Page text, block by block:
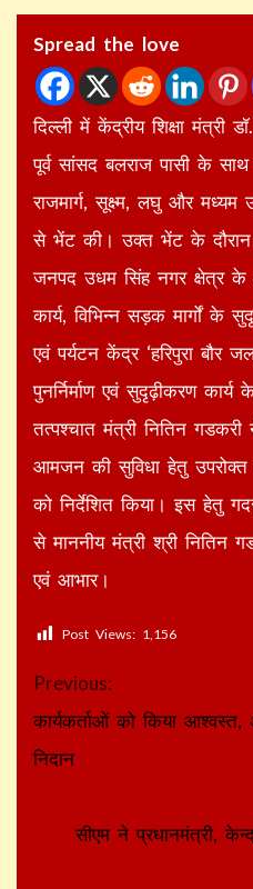
Spread the love
दिल्ली में केंद्रीय शिक्षा मंत्री
पूर्व सांसद बलराज पासी के
राजमार्ग, सूक्ष्म, लघु और मध्यम
से भेंट की। उक्त भेंट के दौरान
जनपद उधम सिंह नगर क्षेत्र के
कार्य, विभिन्न सड़क मार्गों के
एवं पर्यटन केंद्र ‘हरिपुरा
पुनर्निर्माण एवं सुदृढ़ीकरण कार्य
तत्पश्चात मंत्री नितिन
आमजन की सुविधा हेतु उपरोक्त
को निर्देशित किया। इस हेतु
से माननीय मंत्री श्री नितिन
एवं आभार।
Post Views: 1,156
Continue
Reading
Previous:
कार्यकर्ताओं को किया
निदान
सीएम ने प्रधानमंत्री,